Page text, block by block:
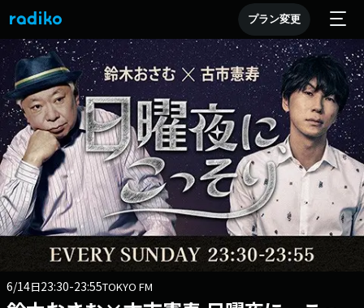
プラン変更
6/14日23:30-23:55TOKYO FM